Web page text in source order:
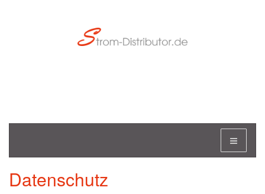
Datenschutz